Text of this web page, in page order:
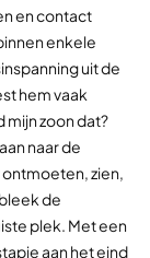
en contact
enkele
uit de
hem vaak
mijn zoon dat?
naar de
zien,
de
plek. Met een
aan het eind